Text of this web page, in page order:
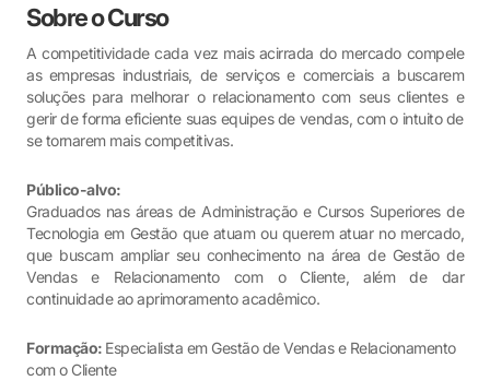
Pesquisa
Extensão
Infraestrutura e Serviços
Inovação
Sobre a ULBRA
Sobre o Curso
A competitividade cada vez mais acirrada do mercado compele
as empresas industriais, de serviços e comerciais a buscarem
soluções para melhorar o relacionamento com seus clientes e
gerir de forma eficiente suas equipes de vendas, com o intuito de
se tornarem mais competitivas.
Público-alvo:
Graduados nas áreas de Administração e Cursos Superiores de
Tecnologia em Gestão que atuam ou querem atuar no mercado,
que buscam ampliar seu conhecimento na área de Gestão de
Vendas e Relacionamento com o Cliente, além de dar
continuidade ao aprimoramento acadêmico.
Formação: Especialista em Gestão de Vendas e Relacionamento
com o Cliente